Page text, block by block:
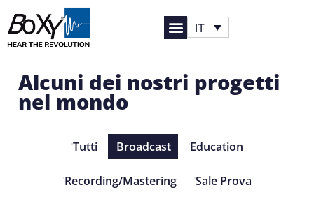
IT
Alcuni dei nostri progetti
nel mondo
Tutti Broadcast Education
Recording/Mastering Sale Prova